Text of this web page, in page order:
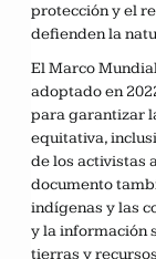
protección y el
defienden la
El Marco
adoptado en
para garantizar
equitativa,
de los activistas
documento
indígenas y las
y la información
tierras y